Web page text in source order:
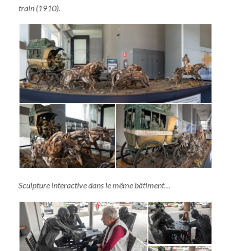
train (1910).
Sculpture interactive dans le même bâtiment…